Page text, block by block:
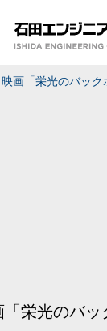
画「栄光のバック
栄光のバッ